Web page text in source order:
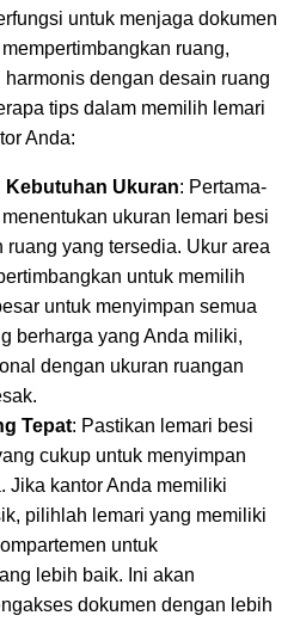
untuk menjaga dokumen
ruang,
dengan desain ruang
tips dalam memilih lemari
Anda:
Ukuran: Pertama-
ukuran lemari besi
yang tersedia. Ukur area
untuk memilih
untuk menyimpan semua
berharga yang Anda miliki,
dengan ukuran ruangan
Tepat: Pastikan lemari besi
cukup untuk menyimpan
Jika kantor Anda memiliki
pilihlah lemari yang memiliki
untuk
lebih baik. Ini akan
dokumen dengan lebih